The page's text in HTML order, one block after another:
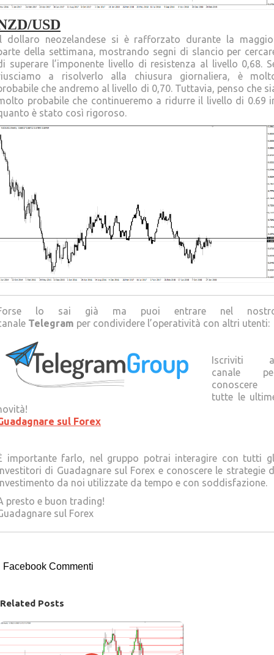
USD
dollaro neozelandese si è rafforzato durante la
della settimana, mostrando segni di slancio per
superare l’imponente livello di resistenza al livello 0,68.
a risolverlo alla chiusura giornaliera, è
che andremo al livello di 0,70. Tuttavia, penso che
probabile che continueremo a ridurre il livello di 0.69
è stato così rigoroso.
lo sai già ma puoi entrare nel
Telegram per condividere l’operatività con altri utenti:
Iscriviti
canale
conoscere
tutte le
sul Forex
importante farlo, nel gruppo potrai interagire con tutti
di Guadagnare sul Forex e conoscere le strategie
da noi utilizzate da tempo e con soddisfazione.
presto e buon trading!
sul Forex
Facebook Commenti
Related Posts